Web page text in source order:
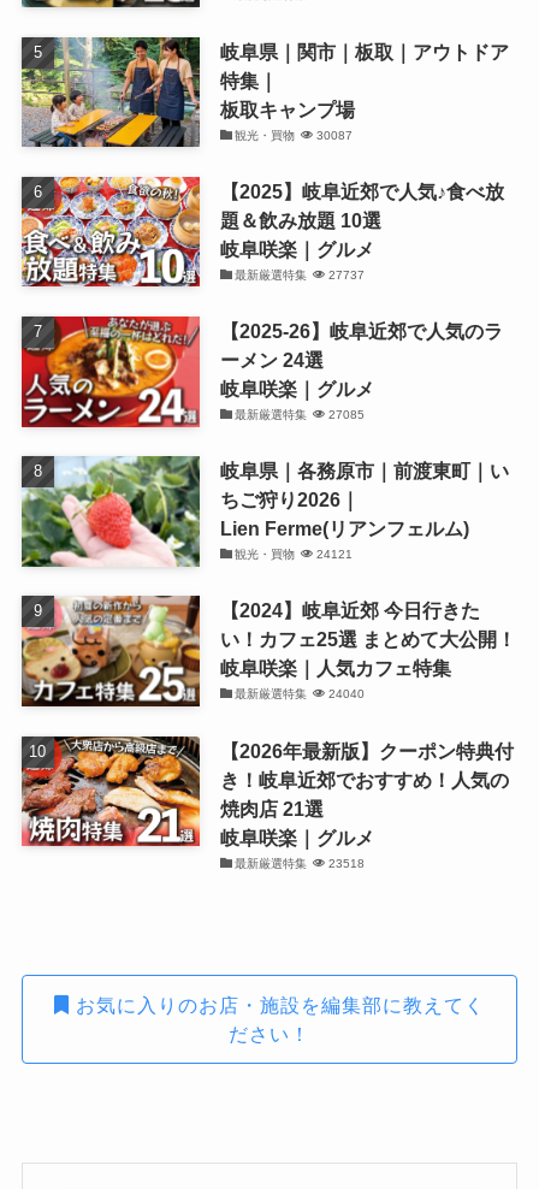
岐阜県｜関市｜板取｜アウトドア
特集｜
板取キャンプ場
観光・買物 30087
【2025】岐阜近郊で人気♪食べ放
題＆飲み放題 10選
岐阜咲楽｜グルメ
最新厳選特集 27737
【2025-26】岐阜近郊で人気のラ
ーメン 24選
岐阜咲楽｜グルメ
最新厳選特集 27085
岐阜県｜各務原市｜前渡東町｜い
ちご狩り2026｜
Lien Ferme(リアンフェルム)
観光・買物 24121
【2024】岐阜近郊 今日行きた
い！カフェ25選 まとめて大公開！
岐阜咲楽｜人気カフェ特集
最新厳選特集 24040
【2026年最新版】クーポン特典付
き！岐阜近郊でおすすめ！人気の
焼肉店 21選
岐阜咲楽｜グルメ
最新厳選特集 23518
お気に入りのお店・施設を編集部に教えてく
ださい！